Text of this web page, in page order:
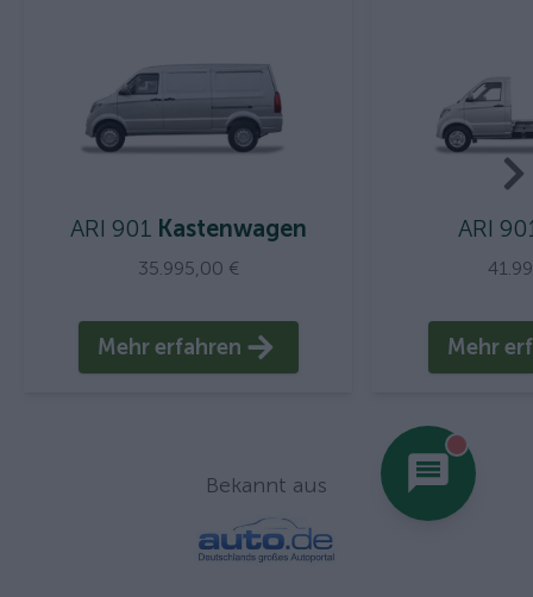
You
ARI 901 Kastenwagen
35.995,00 €
Mehr erfahren
ARI
Mehr
Bekannt aus